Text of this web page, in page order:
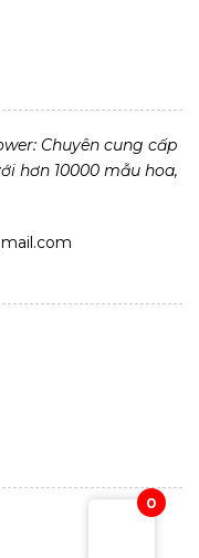
Chuyên cung cấp
hơn 10000 mẫu hoa,
0